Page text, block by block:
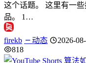
这个话题。 这里有一
品。 1…
firekb 动态
2026-
818